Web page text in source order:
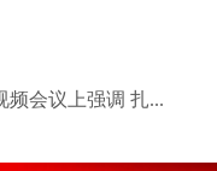
频会议上强调 扎...